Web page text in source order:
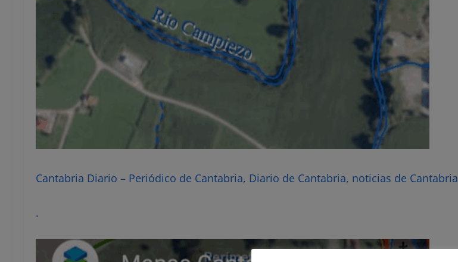
Cantabria Diario – Periódico de Cantabria, Diario de Cantabria, noticias de Cantabria
.